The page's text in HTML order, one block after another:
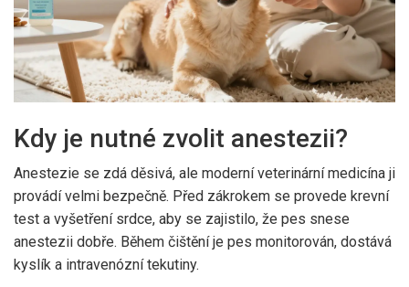
Kdy je nutné zvolit anestezii?
Anestezie se zdá děsivá, ale moderní veterinární medicína ji
provádí velmi bezpečně. Před zákrokem se provede krevní
test a vyšetření srdce, aby se zajistilo, že pes snese
anestezii dobře. Během čištění je pes monitorován, dostává
kyslík a intravenózní tekutiny.